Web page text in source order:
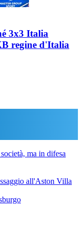
3x3 Italia
regine d'Italia
ma in difesa
all'Aston Villa